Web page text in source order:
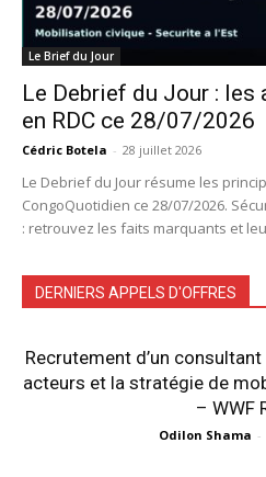
Le Brief du Jour
Le Debrief du Jour :
en RDC ce 28/07/2026
Cédric Botela - 28 juillet 2026
Le Debrief du Jour résume les
CongoQuotidien ce 28/07/2026.
: retrouvez les faits marquants et
DERNIERS APPELS D'OFFRES
Recrutement d’un
acteurs et la stratégie de
– WWF
Odilon Shama -